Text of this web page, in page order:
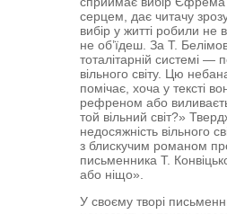
серцем, дає читачу
вибір у житті робили
не об’їдеш. За Т.
тоталітарній системі —
вільного світу. Цю
помічає, хоча у тексті
рефреном або
той вільний світ?»
недосяжність вільного
з блискучим романом
письменника Т.
або ніщо».
У своєму творі